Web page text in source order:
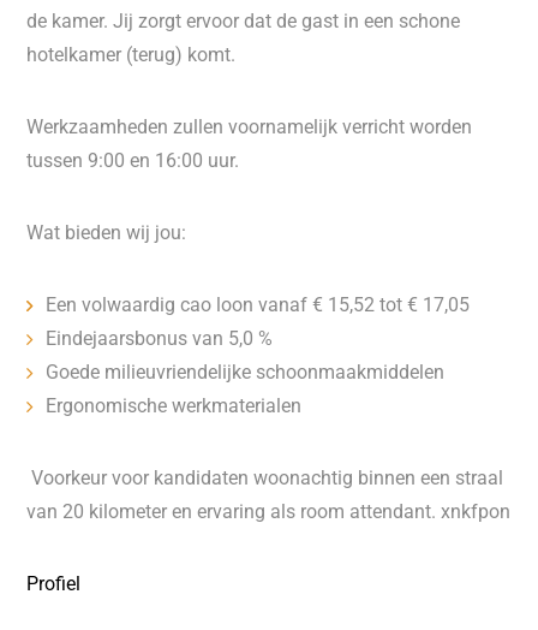
de kamer. Jij zorgt ervoor dat de gast in een schone
hotelkamer (terug) komt.
Werkzaamheden zullen voornamelijk verricht worden
tussen 9:00 en 16:00 uur.
Wat bieden wij jou:
Een volwaardig cao loon vanaf € 15,52 tot € 17,05
Eindejaarsbonus van 5,0 %
Goede milieuvriendelijke schoonmaakmiddelen
Ergonomische werkmaterialen
Voorkeur voor kandidaten woonachtig binnen een straal
van 20 kilometer en ervaring als room attendant. xnkfpon
Profiel